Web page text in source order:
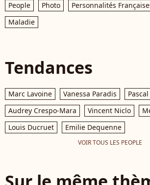
People Photo Personnalités
Maladie
Tendances
Marc Lavoine Vanessa Paradis
Audrey Crespo-Mara
Vincent Niclo
Louis Ducruet
Emilie Dequenne
VOIR TOUS LES PEOPLE